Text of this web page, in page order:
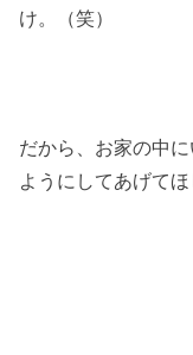
け。（笑）
だから、お家の中
ようにしてあげて